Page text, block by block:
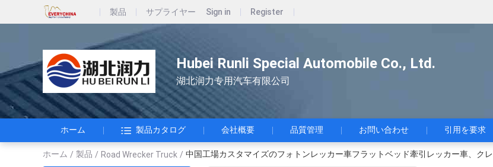
製品 サプライヤー Sign in Register
Hubei Runli Special Automobile Co., Ltd.
湖北润力专用汽车有限公司
ホーム 製品カタログ 会社概要 品質管理 お問い合わせ 引用を要求
ホーム / 製品 / Road Wrecker Truck / 中国工場カスタマイズのフォトンレッカー車フラットベッド牽引レッカー車、ク